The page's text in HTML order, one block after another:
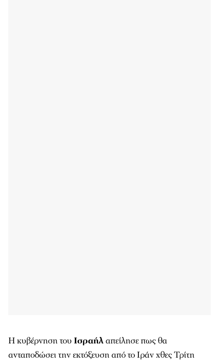
Η κυβέρνηση του Ισραήλαπείλησε πως θα
ανταποδώσει την εκτόξευση από το Ιράν χθες Τρίτη